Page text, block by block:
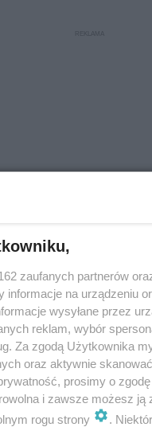
zaufanych partnerów
informacje na urządzeniu
wysyłane przez
reklam, wybór
Za zgodą Użytkownika
oraz aktywnie
prosimy o
i zawsze możesz
rogu strony
.